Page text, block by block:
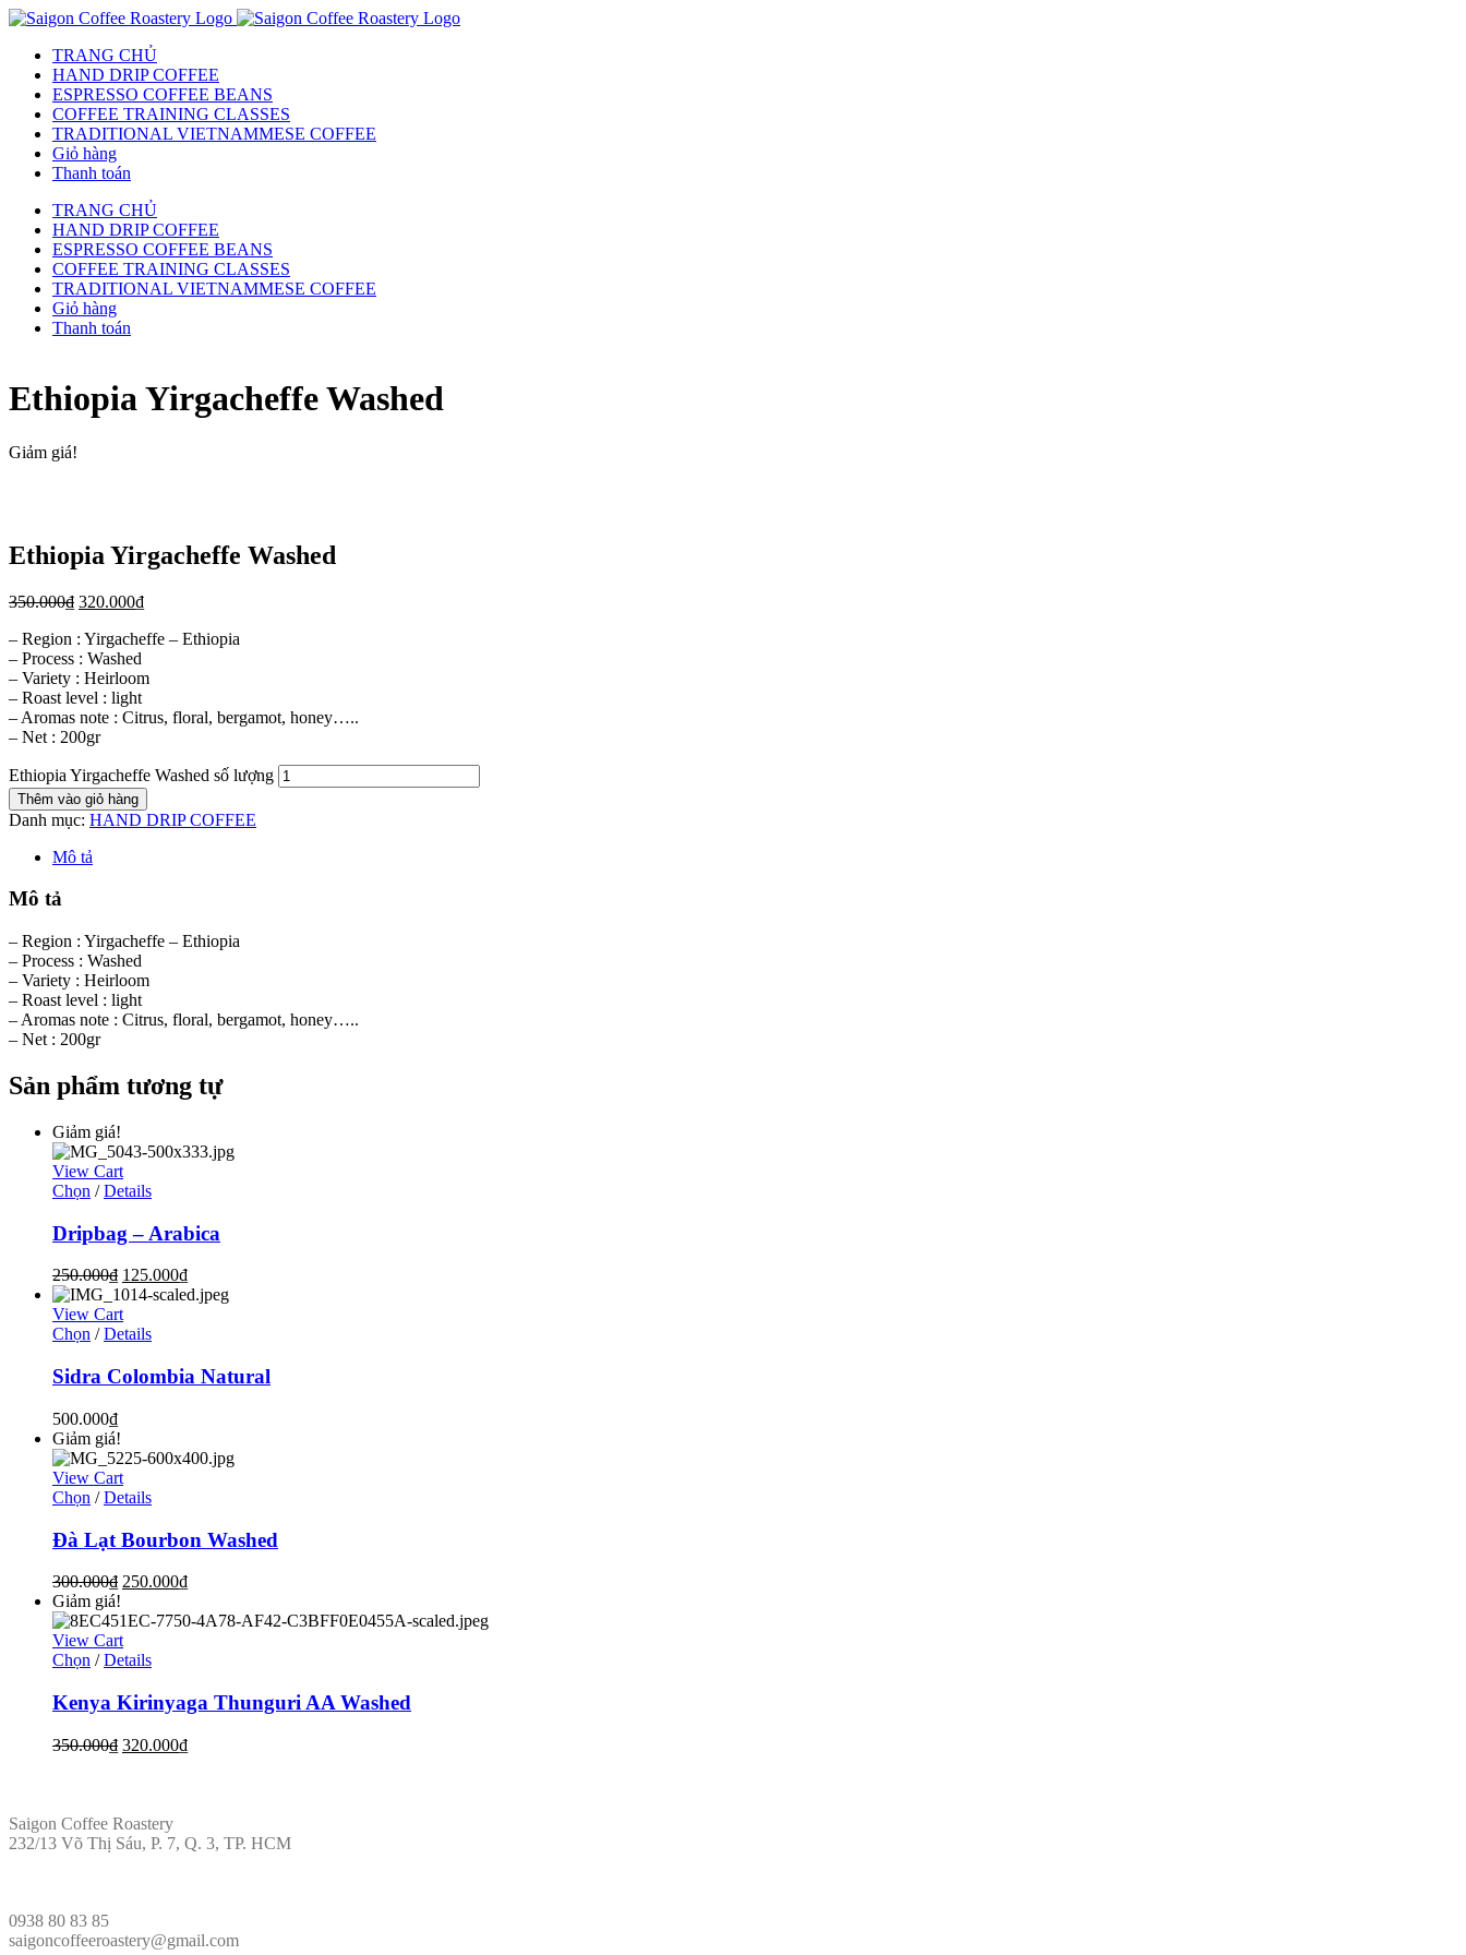
TRANG CHỦ
HAND DRIP COFFEE
ESPRESSO COFFEE BEANS
COFFEE TRAINING CLASSES
TRADITIONAL VIETNAMMESE COFFEE
Giỏ hàng
Thanh toán
TRANG CHỦ
HAND DRIP COFFEE
ESPRESSO COFFEE BEANS
COFFEE TRAINING CLASSES
TRADITIONAL VIETNAMMESE COFFEE
Giỏ hàng
Thanh toán
Ethiopia Yirgacheffe Washed
Giảm giá!
Ethiopia Yirgacheffe Washed
350.000₫ 320.000₫
– Region : Yirgacheffe – Ethiopia
– Process : Washed
– Variety : Heirloom
– Roast level : light
– Aromas note : Citrus, floral, bergamot, honey…..
– Net : 200gr
Ethiopia Yirgacheffe Washed số lượng
Thêm vào giỏ hàng
Danh mục: HAND DRIP COFFEE
Mô tả
Mô tả
– Region : Yirgacheffe – Ethiopia
– Process : Washed
– Variety : Heirloom
– Roast level : light
– Aromas note : Citrus, floral, bergamot, honey…..
– Net : 200gr
Sản phẩm tương tự
Giảm giá!
View Cart
Chọn / Details
Dripbag – Arabica
250.000₫ 125.000₫
View Cart
Chọn / Details
Sidra Colombia Natural
500.000₫
Giảm giá!
View Cart
Chọn / Details
Đà Lạt Bourbon Washed
300.000₫ 250.000₫
Giảm giá!
View Cart
Chọn / Details
Kenya Kirinyaga Thunguri AA Washed
350.000₫ 320.000₫
Saigon Coffee Roastery
232/13 Võ Thị Sáu, P. 7, Q. 3, TP. HCM
0938 80 83 85
saigoncoffeeroastery@gmail.com